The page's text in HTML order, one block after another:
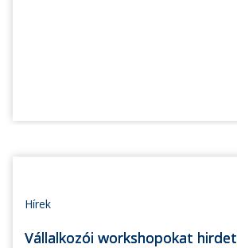
Hírek
Vállalkozói workshopokat